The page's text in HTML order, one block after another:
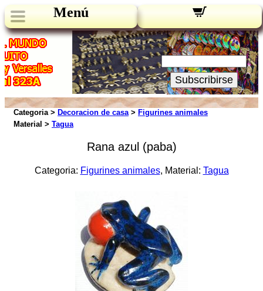
Menú
Novedades:
Su Email:
Subscribirse
Categoria > Decoracion de casa> Figurines animales
Material > Tagua
Rana azul (paba)
Categoria: Figurines animales, Material: Tagua